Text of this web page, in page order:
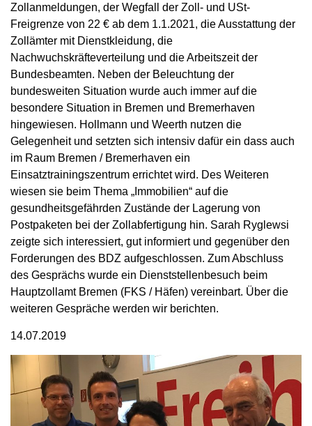
Zollanmeldungen, der Wegfall der Zoll- und USt-
Freigrenze von 22 € ab dem 1.1.2021, die Ausstattung der
Zollämter mit Dienstkleidung, die
Nachwuchskräfteverteilung und die Arbeitszeit der
Bundesbeamten. Neben der Beleuchtung der
bundesweiten Situation wurde auch immer auf die
besondere Situation in Bremen und Bremerhaven
hingewiesen. Hollmann und Weerth nutzen die
Gelegenheit und setzten sich intensiv dafür ein dass auch
im Raum Bremen / Bremerhaven ein
Einsatztrainingszentrum errichtet wird. Des Weiteren
wiesen sie beim Thema „Immobilien“ auf die
gesundheitsgefährden Zustände der Lagerung von
Postpaketen bei der Zollabfertigung hin. Sarah Ryglewsi
zeigte sich interessiert, gut informiert und gegenüber den
Forderungen des BDZ aufgeschlossen. Zum Abschluss
des Gesprächs wurde ein Dienststellenbesuch beim
Hauptzollamt Bremen (FKS / Häfen) vereinbart. Über die
weiteren Gespräche werden wir berichten.
14.07.2019